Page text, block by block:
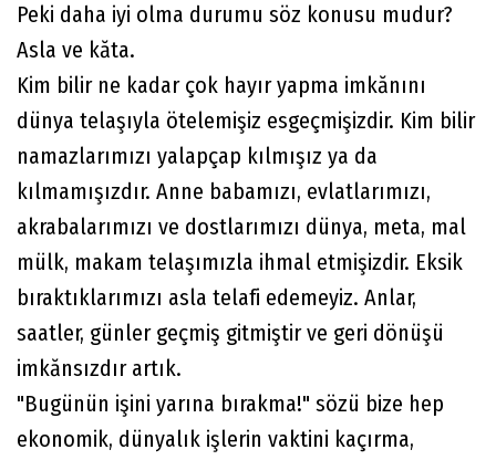
Peki daha iyi olma durumu söz konusu mudur?
Asla ve kăta.
Kim bilir ne kadar çok hayır yapma imkănını
dünya telaşıyla ötelemişiz esgeçmişizdir. Kim bilir
namazlarımızı yalapçap kılmışız ya da
kılmamışızdır. Anne babamızı, evlatlarımızı,
akrabalarımızı ve dostlarımızı dünya, meta, mal
mülk, makam telaşımızla ihmal etmişizdir. Eksik
bıraktıklarımızı asla telafi edemeyiz. Anlar,
saatler, günler geçmiş gitmiştir ve geri dönüşü
imkănsızdır artık.
"Bugünün işini yarına bırakma!" sözü bize hep
ekonomik, dünyalık işlerin vaktini kaçırma,